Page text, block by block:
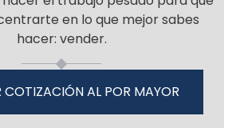
en lo que mejor sabes
hacer: vender.
COTIZACIÓN AL POR MAYOR